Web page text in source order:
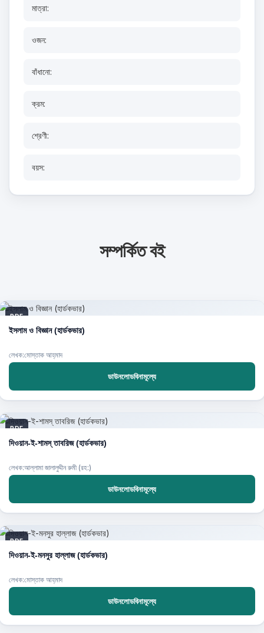
মাত্রা:
ওজন:
বাঁধানো:
ক্রম:
শ্রেণী:
বয়স:
সম্পর্কিত বই
PDF
ইসলাম ও বিজ্ঞান (হার্ডকভার)
লেখক:মোস্তাক আহ্‌মাদ
ডাউনলোডবিনামূল্যে
PDF
দিওয়ান-ই-শামস্‌ তাবরিজ (হার্ডকভার)
লেখক:আল্লামা জালালুদ্দীন রুমী (রহ:)
ডাউনলোডবিনামূল্যে
PDF
দিওয়ান-ই-মনসুর হাল্লাজ (হার্ডকভার)
লেখক:মোস্তাক আহ্‌মাদ
ডাউনলোডবিনামূল্যে